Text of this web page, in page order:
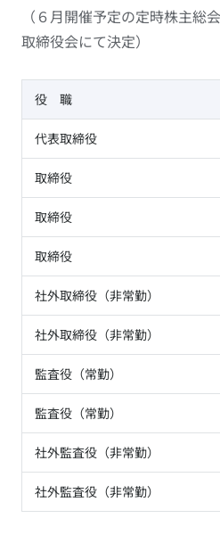
（６月開催予定の定時株主総
取締役会にて決定）
役 職
代表取締役
取締役
取締役
取締役
社外取締役（非常勤）
社外取締役（非常勤）
監査役（常勤）
監査役（常勤）
社外監査役（非常勤）
社外監査役（非常勤）